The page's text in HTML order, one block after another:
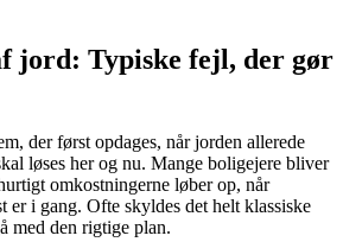
jord: Typiske fejl, der gør
der først opdages, når jorden allerede
løses her og nu. Mange boligejere bliver
omkostningerne løber op, når
er i gang. Ofte skyldes det helt klassiske
med den rigtige plan.